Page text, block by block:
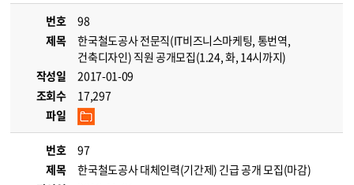
번호
98
제목
한국철도공사 전문직(IT비즈니스마케팅, 통번역,
건축디자인) 직원 공개모집(1.24, 화, 14시까지)
작성일
2017-01-09
조회수
17,297
파일
번호
97
제목
한국철도공사 대체인력(기간제) 긴급 공개 모집(마감)